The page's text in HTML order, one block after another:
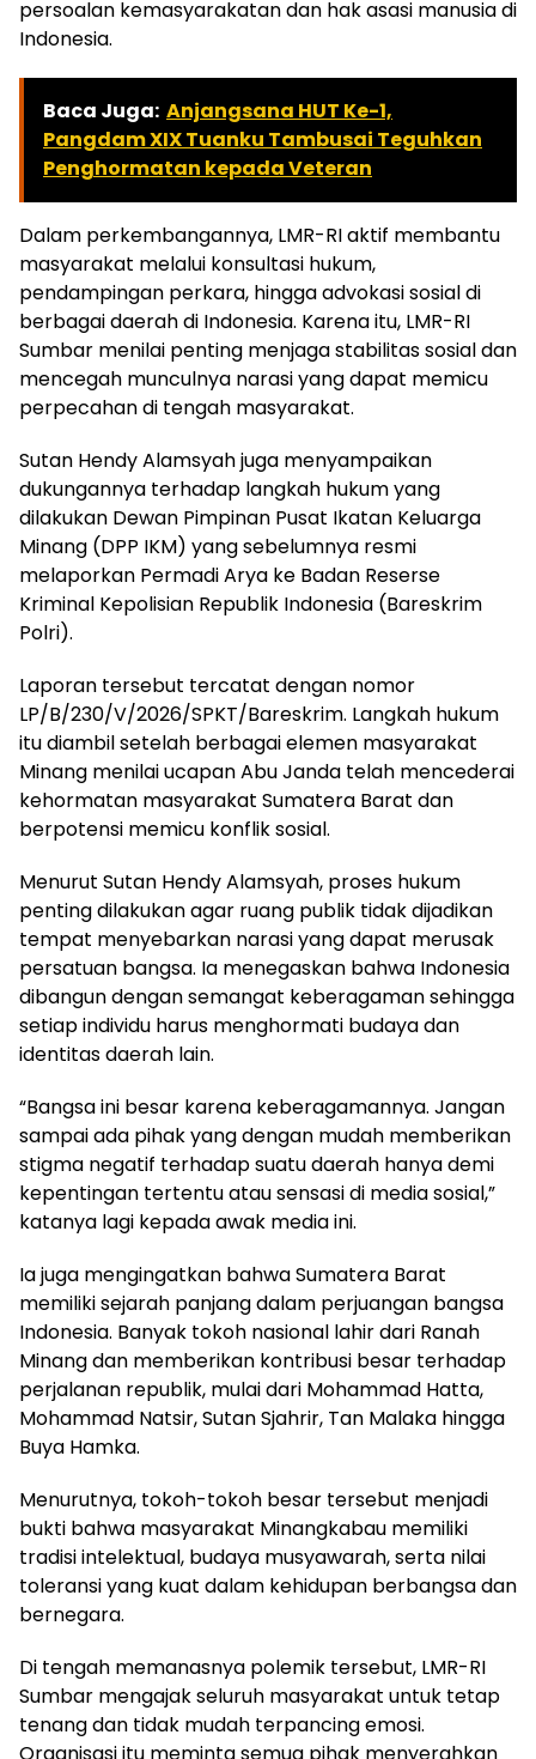
persoalan kemasyarakatan dan hak asasi manusia di
Indonesia.
Baca Juga: Anjangsana HUT Ke-1,
Pangdam XIX Tuanku Tambusai Teguhkan
Penghormatan kepada Veteran
Dalam perkembangannya, LMR-RI aktif membantu
masyarakat melalui konsultasi hukum,
pendampingan perkara, hingga advokasi sosial di
berbagai daerah di Indonesia. Karena itu, LMR-RI
Sumbar menilai penting menjaga stabilitas sosial dan
mencegah munculnya narasi yang dapat memicu
perpecahan di tengah masyarakat.
Sutan Hendy Alamsyah juga menyampaikan
dukungannya terhadap langkah hukum yang
dilakukan Dewan Pimpinan Pusat Ikatan Keluarga
Minang (DPP IKM) yang sebelumnya resmi
melaporkan Permadi Arya ke Badan Reserse
Kriminal Kepolisian Republik Indonesia (Bareskrim
Polri).
Laporan tersebut tercatat dengan nomor
LP/B/230/V/2026/SPKT/Bareskrim. Langkah hukum
itu diambil setelah berbagai elemen masyarakat
Minang menilai ucapan Abu Janda telah mencederai
kehormatan masyarakat Sumatera Barat dan
berpotensi memicu konflik sosial.
Menurut Sutan Hendy Alamsyah, proses hukum
penting dilakukan agar ruang publik tidak dijadikan
tempat menyebarkan narasi yang dapat merusak
persatuan bangsa. Ia menegaskan bahwa Indonesia
dibangun dengan semangat keberagaman sehingga
setiap individu harus menghormati budaya dan
identitas daerah lain.
“Bangsa ini besar karena keberagamannya. Jangan
sampai ada pihak yang dengan mudah memberikan
stigma negatif terhadap suatu daerah hanya demi
kepentingan tertentu atau sensasi di media sosial,”
katanya lagi kepada awak media ini.
Ia juga mengingatkan bahwa Sumatera Barat
memiliki sejarah panjang dalam perjuangan bangsa
Indonesia. Banyak tokoh nasional lahir dari Ranah
Minang dan memberikan kontribusi besar terhadap
perjalanan republik, mulai dari Mohammad Hatta,
Mohammad Natsir, Sutan Sjahrir, Tan Malaka hingga
Buya Hamka.
Menurutnya, tokoh-tokoh besar tersebut menjadi
bukti bahwa masyarakat Minangkabau memiliki
tradisi intelektual, budaya musyawarah, serta nilai
toleransi yang kuat dalam kehidupan berbangsa dan
bernegara.
Di tengah memanasnya polemik tersebut, LMR-RI
Sumbar mengajak seluruh masyarakat untuk tetap
tenang dan tidak mudah terpancing emosi.
Organisasi itu meminta semua pihak menyerahkan